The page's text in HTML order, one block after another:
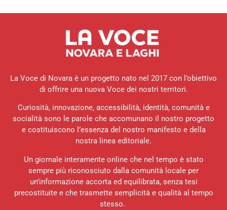
La Voce di Novara è un progetto nato nel 2017 con l’obiettivo
di offrire una nuova Voce dei nostri territori.
Curiosità, innovazione, accessibilità, identità, comunità e
socialità sono le parole che accomunano il nostro progetto
e costituiscono l’essenza del nostro manifesto e della
nostra linea editoriale.
Un giornale interamente online che nel tempo è stato
sempre più riconosciuto dalla comunità locale per
un’informazione accorta ed equilibrata, senza tesi
precostituite e che trasmette semplicità e qualità al tempo
stesso.